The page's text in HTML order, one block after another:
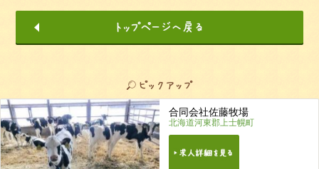
合同会社佐藤牧場
北海道河東郡上士幌町